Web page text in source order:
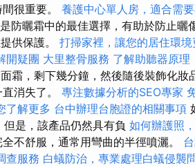
很重要。 養護中心單人房，適合需
防曬霜中的最佳選擇，有助於防止曬
供保護。 打掃家裡，讓您的居住環境
開疑團 大里整骨服務 了解助聽器原理
霜，剩下幾分鐘，然後隨後裝飾化妝
消失了。 專注數據分析的SEO專家
了解更多 台中辦理台胞證的相關事項
是，該產品仍然具有負 如何辦護照
不舒服，通常用彎曲的半徑噴灑。
查服務 白蟻防治，專業處理白蟻侵襲